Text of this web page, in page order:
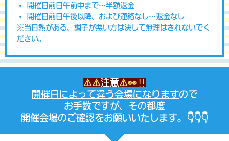
開催日前日午前中まで…半額返金
開催日前日午後以降、および連絡なし…返金なし
※当日熱がある、調子が悪い方は決して無理はされないでく
ださい。
⚠️⚠️注意⚠️👀‼️
開催日によって違う会場になりますので
お手数ですが、その都度
開催会場のご確認をお願いいたします。👇👇👇